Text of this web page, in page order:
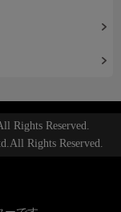
Rights Reserved.
Rights Reserved.